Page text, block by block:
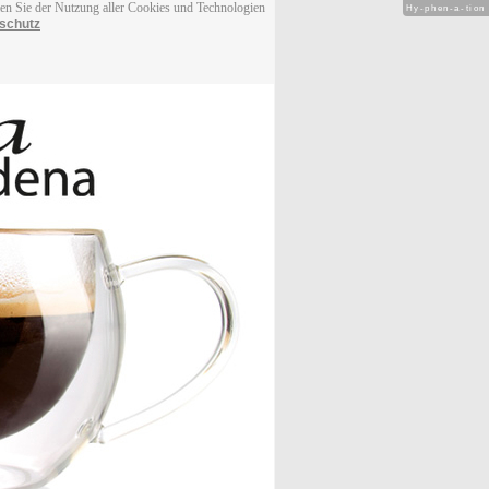
Sie der Nutzung aller Cookies und Technologien
Hy-phen-a-tion